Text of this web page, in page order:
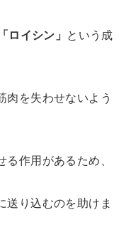
「ロイシン」 という成
肉を失わせないよう
作用があるため、
送り込むのを助けま